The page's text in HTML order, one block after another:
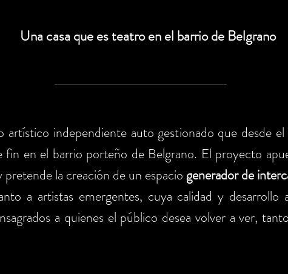
Una casa que es teatro en el barrio de Belgrano
artístico independiente auto gestionado que desde
fin en el barrio porteño de Belgrano. El proyecto
la creación de un espaciogenerador de
a artistas emergentes, cuya calidad y desarrollo
a quienes el público desea volver a ver,